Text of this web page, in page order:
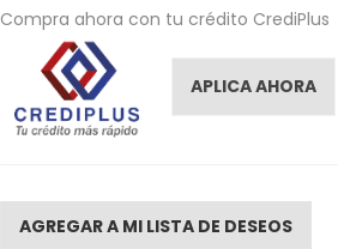
Compra ahora con tu crédito CrediPlus
APLICA AHORA
AGREGAR A MI LISTA DE DESEOS